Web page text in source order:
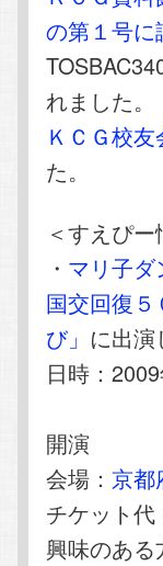
の第１号に
れました。
ＫＣＧ校友
た。
＜すえぴー
・ マリ子
国交回復
び」 に出演
日時：
9月23
開演
会場： 京都
チケット代
興味のあ